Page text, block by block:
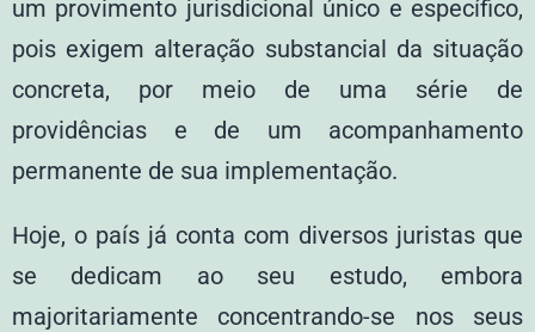
um provimento jurisdicional único e específico,
pois exigem alteração substancial da situação
concreta, por meio de uma série de
providências e de um acompanhamento
permanente de sua implementação.
Hoje, o país já conta com diversos juristas que
se dedicam ao seu estudo, embora
majoritariamente concentrando-se nos seus